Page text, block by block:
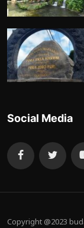
Social Media
Copyright @2023